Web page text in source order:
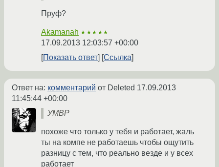
Пруф?
Akamanah ★★★★★
17.09.2013 12:03:57 +00:00
Показать ответ
Ссылка
Ответ на: комментарий от Deleted 17.09.2013
11:45:44 +00:00
УМВР
похоже что только у тебя и работает, жаль
ты на компе не работаешь чтобы ощутить
разницу с тем, что реально везде и у всех
работает